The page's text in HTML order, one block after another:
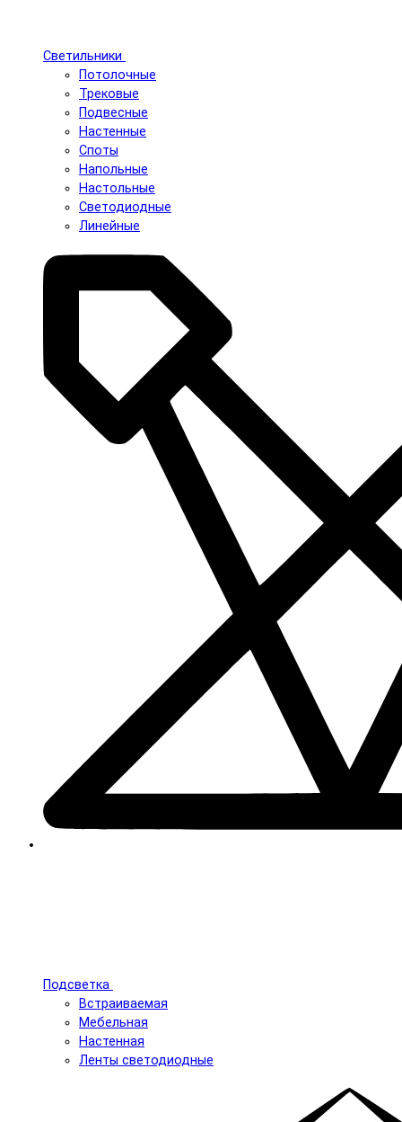
Светильники
Потолочные
Трековые
Подвесные
Настенные
Споты
Напольные
Настольные
Светодиодные
Линейные
Подсветка
Встраиваемая
Мебельная
Настенная
Ленты светодиодные